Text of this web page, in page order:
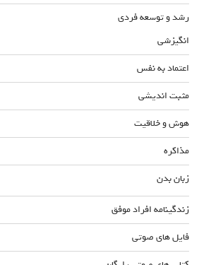
رشد و توسعه فردی
انگیزشی
اعتماد به نفس
مثبت اندیشی
هوش و خلاقیت
مذاکره
زبان بدن
زندگینامه افراد موفق
فایل های صوتی